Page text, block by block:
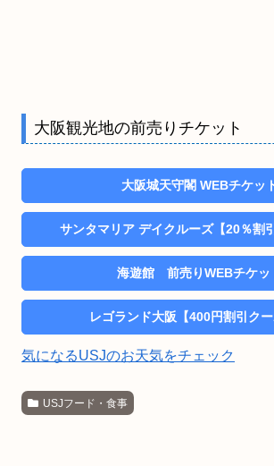
大阪観光地の前売りチケット
大阪城天守閣 WEBチケッ
サンタマリア デイクルーズ【20％割
海遊館 前売りWEBチケッ
レゴランド大阪【400円割引クー
気になるUSJのお天気をチェック
USJフード・食事